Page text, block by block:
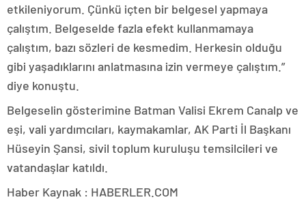
etkileniyorum. Çünkü içten bir belgesel yapmaya
çalıştım. Belgeselde fazla efekt kullanmamaya
çalıştım, bazı sözleri de kesmedim. Herkesin olduğu
gibi yaşadıklarını anlatmasına izin vermeye çalıştım.”
diye konuştu.
Belgeselin gösterimine Batman Valisi Ekrem Canalp ve
eşi, vali yardımcıları, kaymakamlar, AK Parti İl Başkanı
Hüseyin Şansi, sivil toplum kuruluşu temsilcileri ve
vatandaşlar katıldı.
Haber Kaynak : HABERLER.COM